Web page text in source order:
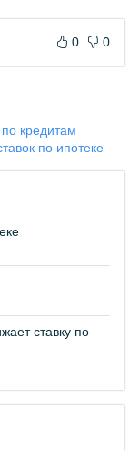
0 0
кредитам
по ипотеке
ставку по